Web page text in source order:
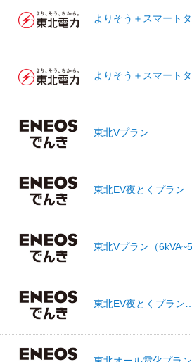
東北電力
東北電力
ENEOSでんき 東北Vプラン
ENEOSでんき 東北EV夜とくプラン
ENEOSでんき
ENEOSでんき